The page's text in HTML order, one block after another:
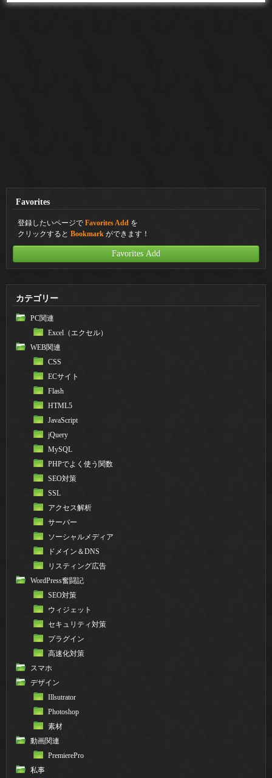
Favorites
登録したいページで Favorites Add を
クリックすると Bookmark ができます！
Favorites Add
カテゴリー
PC関連
Excel（エクセル）
WEB関連
CSS
ECサイト
Flash
HTML5
JavaScript
jQuery
MySQL
PHPでよく使う関数
SEO対策
SSL
アクセス解析
サーバー
ソーシャルメディア
ドメイン＆DNS
リスティング広告
WordPress奮闘記
SEO対策
ウィジェット
セキュリティ対策
プラグイン
高速化対策
スマホ
デザイン
Illsutrator
Photoshop
素材
動画関連
PremierePro
私事